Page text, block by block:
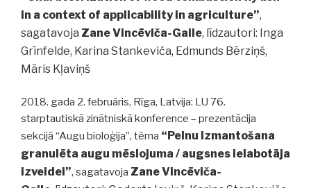
in a context of applicability in agriculture”,
sagatavoja Zane Vincēviča-Gaile, līdzautori: Inga
Grīnfelde, Karina Stankeviča, Edmunds Bērziņš,
Māris Kļaviņš
2018. gada 2. februāris, Rīga, Latvija: LU 76.
starptautiskā zinātniskā konference – prezentācija
sekcijā “Augu bioloģija”, tēma “Pelnu izmantošana
granulēta augu mēslojuma / augsnes ielabotāja
izveidei”, sagatavoja Zane Vincēviča-